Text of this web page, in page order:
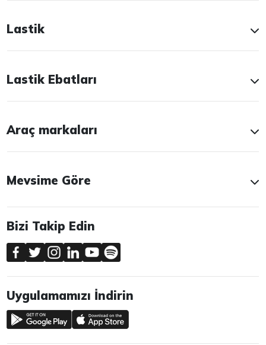
Lastik
Lastik Ebatları
Araç markaları
Mevsime Göre
Bizi Takip Edin
Uygulamamızı İndirin